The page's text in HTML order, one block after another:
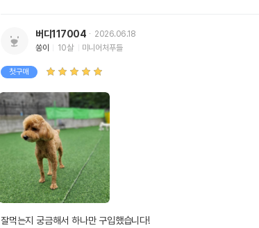
버디117004
2026.06.18
쏭이
10살 미니어처푸들
첫구매
잘먹는지 궁금해서 하나만 구입했습니다!